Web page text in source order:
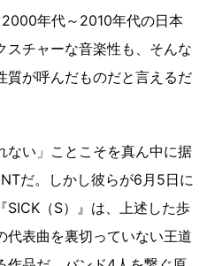
年代～2010年代の日本
スチャーな音楽性も、そんな
質が呼んだものだと言えるだ
ない」ことこそを真ん中に据
だ。しかし彼らが6月5日に
SICK（S）』は、上述した歩
代表曲を裏切っていない王道